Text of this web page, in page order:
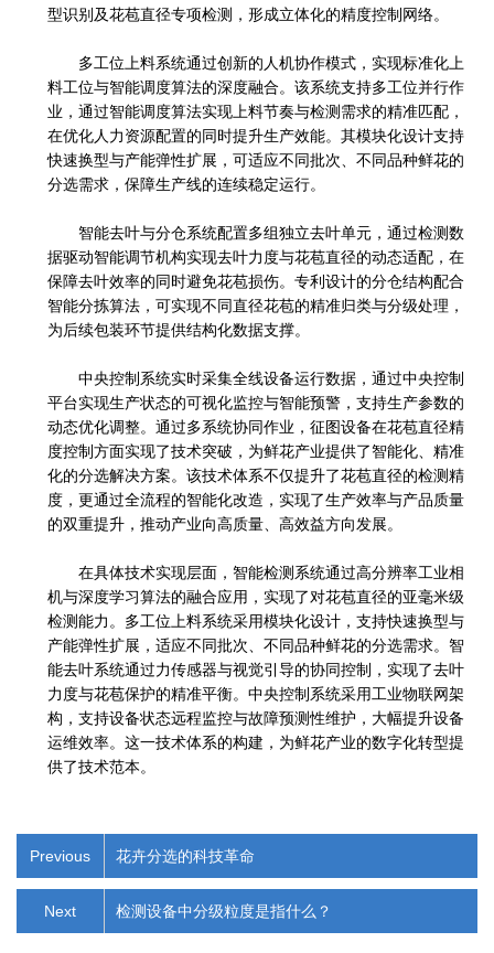
型识别及花苞直径专项检测，形成立体化的精度控制网络。
多工位上料系统通过创新的人机协作模式，实现标准化上
料工位与智能调度算法的深度融合。该系统支持多工位并行作
业，通过智能调度算法实现上料节奏与检测需求的精准匹配，
在优化人力资源配置的同时提升生产效能。其模块化设计支持
快速换型与产能弹性扩展，可适应不同批次、不同品种鲜花的
分选需求，保障生产线的连续稳定运行。
智能去叶与分仓系统配置多组独立去叶单元，通过检测数
据驱动智能调节机构实现去叶力度与花苞直径的动态适配，在
保障去叶效率的同时避免花苞损伤。专利设计的分仓结构配合
智能分拣算法，可实现不同直径花苞的精准归类与分级处理，
为后续包装环节提供结构化数据支撑。
中央控制系统实时采集全线设备运行数据，通过中央控制
平台实现生产状态的可视化监控与智能预警，支持生产参数的
动态优化调整。通过多系统协同作业，征图设备在花苞直径精
度控制方面实现了技术突破，为鲜花产业提供了智能化、精准
化的分选解决方案。该技术体系不仅提升了花苞直径的检测精
度，更通过全流程的智能化改造，实现了生产效率与产品质量
的双重提升，推动产业向高质量、高效益方向发展。
在具体技术实现层面，智能检测系统通过高分辨率工业相
机与深度学习算法的融合应用，实现了对花苞直径的亚毫米级
检测能力。多工位上料系统采用模块化设计，支持快速换型与
产能弹性扩展，适应不同批次、不同品种鲜花的分选需求。智
能去叶系统通过力传感器与视觉引导的协同控制，实现了去叶
力度与花苞保护的精准平衡。中央控制系统采用工业物联网架
构，支持设备状态远程监控与故障预测性维护，大幅提升设备
运维效率。这一技术体系的构建，为鲜花产业的数字化转型提
供了技术范本。
Previous 花卉分选的科技革命
检测设备中分级粒度是指什么？
Next